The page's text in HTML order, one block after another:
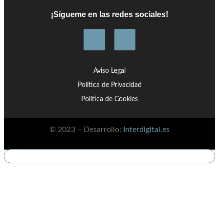
¡Sígueme en las redes sociales!
Aviso Legal
Política de Privacidad
Política de Cookies
© 2023 – Desarrollo: Interdigital.es